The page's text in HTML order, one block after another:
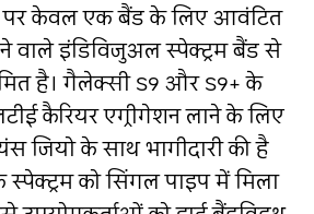
पर केवल एक बैंड के लिए आवंटित
वाले इंडिविजुअल स्पेक्ट्रम बैंड से
है। गैलेक्सी S9 और S9+ के
कैरियर एग्रीगेशन लाने के लिए
जियो के साथ भागीदारी की है
स्पेक्ट्रम को सिंगल पाइप में मिला